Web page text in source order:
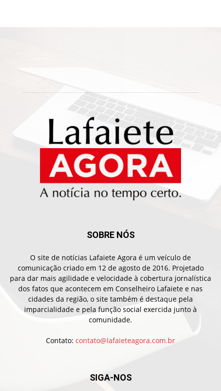
SOBRE NÓS
O site de notícias Lafaiete Agora é um veículo de
comunicação criado em 12 de agosto de 2016. Projetado
para dar mais agilidade e velocidade à cobertura jornalística
dos fatos que acontecem em Conselheiro Lafaiete e nas
cidades da região, o site também é destaque pela
imparcialidade e pela função social exercida junto à
comunidade.
Contato: contato@lafaieteagora.com.br
SIGA-NOS